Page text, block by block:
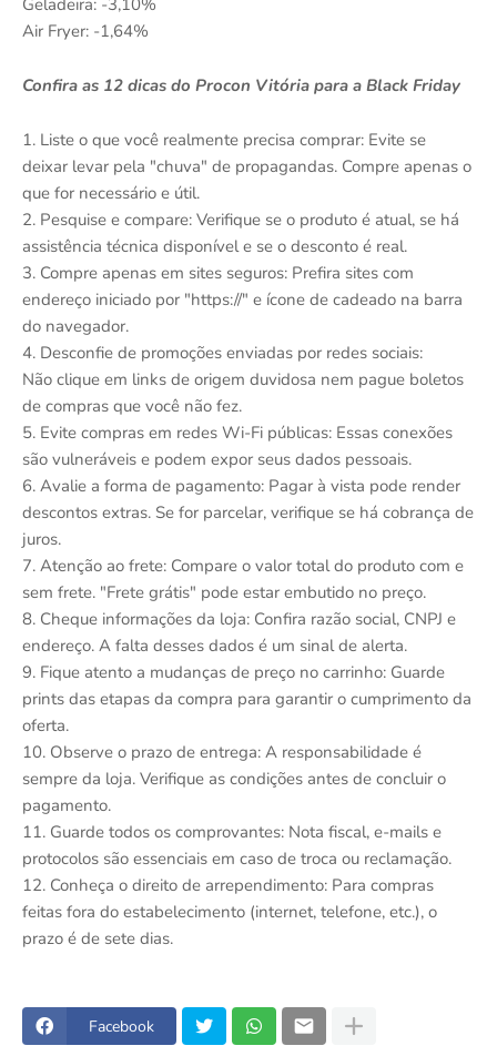
Geladeira: -3,10%
Air Fryer: -1,64%
Confira as 12 dicas do Procon Vitória para a Black Friday
1. Liste o que você realmente precisa comprar: Evite se
deixar levar pela "chuva" de propagandas. Compre apenas o
que for necessário e útil.
2. Pesquise e compare: Verifique se o produto é atual, se há
assistência técnica disponível e se o desconto é real.
3. Compre apenas em sites seguros: Prefira sites com
endereço iniciado por "https://" e ícone de cadeado na barra
do navegador.
4. Desconfie de promoções enviadas por redes sociais:
Não clique em links de origem duvidosa nem pague boletos
de compras que você não fez.
5. Evite compras em redes Wi-Fi públicas: Essas conexões
são vulneráveis e podem expor seus dados pessoais.
6. Avalie a forma de pagamento: Pagar à vista pode render
descontos extras. Se for parcelar, verifique se há cobrança de
juros.
7. Atenção ao frete: Compare o valor total do produto com e
sem frete. "Frete grátis" pode estar embutido no preço.
8. Cheque informações da loja: Confira razão social, CNPJ e
endereço. A falta desses dados é um sinal de alerta.
9. Fique atento a mudanças de preço no carrinho: Guarde
prints das etapas da compra para garantir o cumprimento da
oferta.
10. Observe o prazo de entrega: A responsabilidade é
sempre da loja. Verifique as condições antes de concluir o
pagamento.
11. Guarde todos os comprovantes: Nota fiscal, e-mails e
protocolos são essenciais em caso de troca ou reclamação.
12. Conheça o direito de arrependimento: Para compras
feitas fora do estabelecimento (internet, telefone, etc.), o
prazo é de sete dias.
Facebook